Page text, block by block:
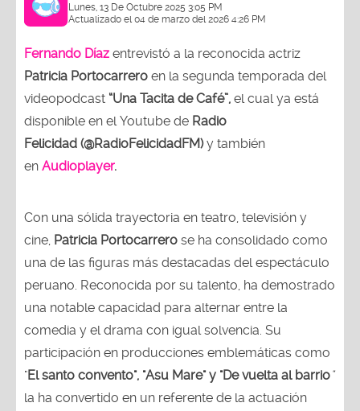
Lunes, 13 De Octubre 2025 3:05 PM
Actualizado el 04 de marzo del 2026 4:26 PM
Fernando Díaz entrevistó a la reconocida actriz
Patricia Portocarrero en la segunda temporada del
videopodcast “Una Tacita de Café”, el cual ya está
disponible en el Youtube de Radio
Felicidad (@RadioFelicidadFM)y también
en Audioplayer.
Con una sólida trayectoria en teatro, televisión y
cine, Patricia Portocarrero se ha consolidado como
una de las figuras más destacadas del espectáculo
peruano. Reconocida por su talento, ha demostrado
una notable capacidad para alternar entre la
comedia y el drama con igual solvencia. Su
participación en producciones emblemáticas como
"El santo convento", "Asu Mare" y "De vuelta al barrio"
la ha convertido en un referente de la actuación